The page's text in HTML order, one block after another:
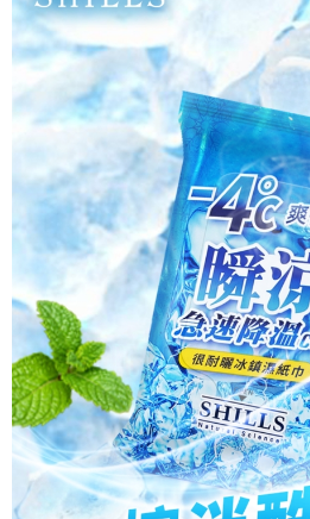
每筆NT$85，滿NT$499(含以上)免運費